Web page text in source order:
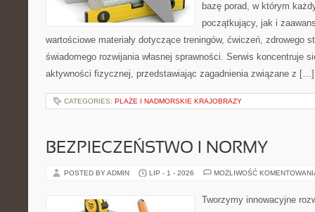
bazę porad, w którym
początkujący, jak i
wartościowe materiały dotyczące treningów, ćwiczeń, zdrowego
świadomego rozwijania własnej sprawności. Serwis koncentruje
aktywności fizycznej, przedstawiając zagadnienia związane z […]
CATEGORIES: PLAŻE I NADMORSKIE KRAJOBRAZY
BEZPIECZEŃSTWO I NORMY
POSTED BY ADMIN LIP - 1 - 2026 MOŻLIWOŚĆ
Tworzymy innowacyjne